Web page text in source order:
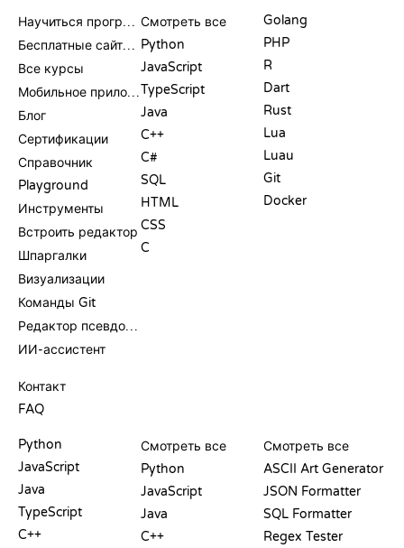
Научиться программировать
Бесплатные сайты для программирования
Все курсы
Мобильное приложение
Блог
Сертификации
Справочник
Playground
Инструменты
Встроить редактор
Шпаргалки
Визуализации
Команды Git
Редактор псевдокода
ИИ-ассистент
Контакт
FAQ
Смотреть все
Python
JavaScript
TypeScript
Java
C++
C#
SQL
HTML
CSS
C
Golang
PHP
R
Dart
Rust
Lua
Luau
Git
Docker
Python
JavaScript
Java
TypeScript
C++
Смотреть все
Python
JavaScript
Java
C++
Смотреть все
ASCII Art Generator
JSON Formatter
SQL Formatter
Regex Tester